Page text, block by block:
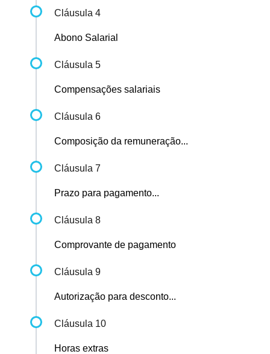
Cláusula 4
Abono Salarial
Cláusula 5
Compensações salariais
Cláusula 6
Composição da remuneração...
Cláusula 7
Prazo para pagamento...
Cláusula 8
Comprovante de pagamento
Cláusula 9
Autorização para desconto...
Cláusula 10
Horas extras